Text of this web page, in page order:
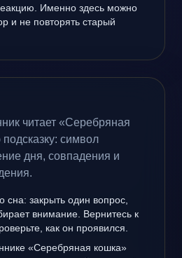
Именно здесь можно
и не повторять старый
читает «Серебряная
символ
дня, совпадения и
сна: закрыть один вопрос,
внимание. Вернитесь к
как он проявился.
«Серебряная кошка»